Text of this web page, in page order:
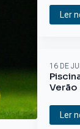
Ler
Verão
16 DE
Ler